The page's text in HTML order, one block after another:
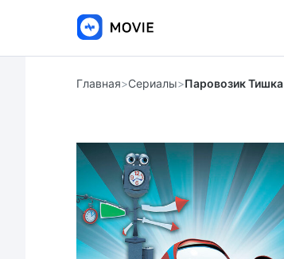
Главная>Сериалы>Паровозик Тишка